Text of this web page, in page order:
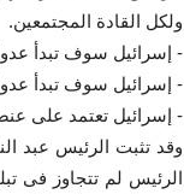
ولكل القادة المجتمعين.
- إسرائيل سوف تبدأ عدوانها يوم ٥
- إسرائيل سوف تبدأ
- إسرائيل تعتمد على
وقد تثبت الرئيس عبد
الرئيس لم تتجاوز فى